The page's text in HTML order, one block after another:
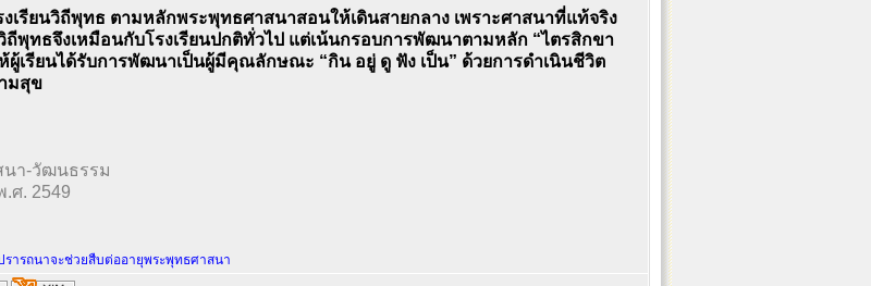
เรียนวิถีพุทธ ตามหลักพระพุทธศาสนาสอนให้เดินสายกลาง เพราะศาสนาที่แท้จริง
ถีพุทธจึงเหมือนกับโรงเรียนปกติทั่วไป แต่เน้นกรอบการพัฒนาตามหลัก “ไตรสิกขา
ผู้เรียนได้รับการพัฒนาเป็นผู้มีคุณลักษณะ “กิน อยู่ ดู ฟัง เป็น” ด้วยการดำเนินชีวิต
มสุข
นา-วัฒนธรรม
ศ. 2549
ารถนาจะช่วยสืบต่ออายุพระพุทธศาสนา